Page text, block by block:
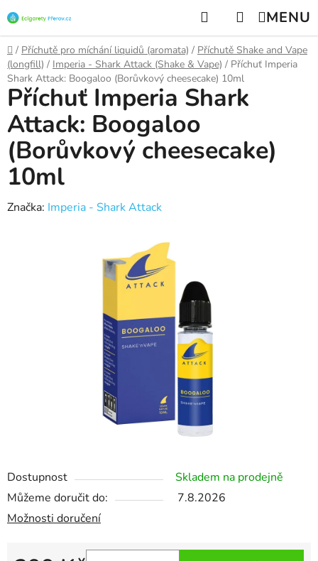
na
obsah
Hledat NÁKUPNÍ
KOŠÍK
Domů
/ Příchutě pro míchání liquidů (aromata) / Příchutě Shake and Vape
(longfill) / Imperia - Shark Attack (Shake & Vape) / Příchuť Imperia
Shark Attack: Boogaloo (Borůvkový cheesecake) 10ml
Dostupnost
Skladem na prodejně
Můžeme doručit do:
7.8.2026
Možnosti doručení
Příchuť Imperia Shark
Attack: Boogaloo
(Borůvkový cheesecake)
10ml
Značka: Imperia - Shark Attack